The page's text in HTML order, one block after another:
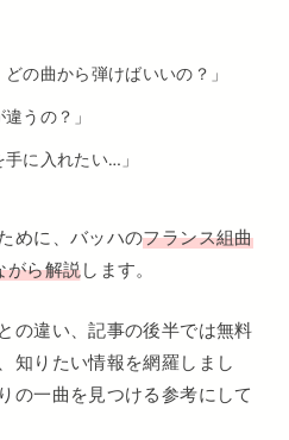
の曲から弾けばいいの？」
うの？」
に入れたい…」
めに、バッハのフランス組曲
がら解説します。
の違い、記事の後半では無料
知りたい情報を網羅しまし
の一曲を見つける参考にして